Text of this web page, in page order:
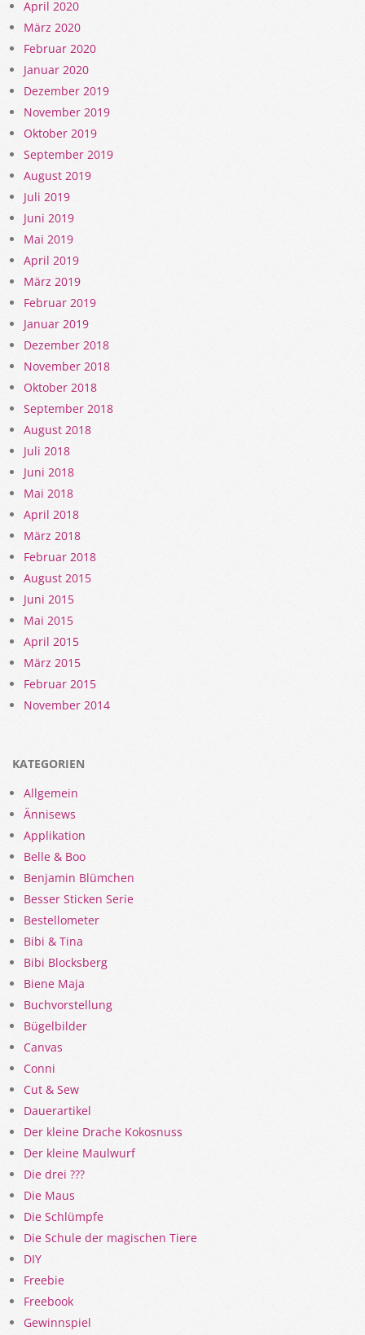
April 2020
März 2020
Februar 2020
Januar 2020
Dezember 2019
November 2019
Oktober 2019
September 2019
August 2019
Juli 2019
Juni 2019
Mai 2019
April 2019
März 2019
Februar 2019
Januar 2019
Dezember 2018
November 2018
Oktober 2018
September 2018
August 2018
Juli 2018
Juni 2018
Mai 2018
April 2018
März 2018
Februar 2018
August 2015
Juni 2015
Mai 2015
April 2015
März 2015
Februar 2015
November 2014
KATEGORIEN
Allgemein
Ännisews
Applikation
Belle & Boo
Benjamin Blümchen
Besser Sticken Serie
Bestellometer
Bibi & Tina
Bibi Blocksberg
Biene Maja
Buchvorstellung
Bügelbilder
Canvas
Conni
Cut & Sew
Dauerartikel
Der kleine Drache Kokosnuss
Der kleine Maulwurf
Die drei ???
Die Maus
Die Schlümpfe
Die Schule der magischen Tiere
DIY
Freebie
Freebook
Gewinnspiel